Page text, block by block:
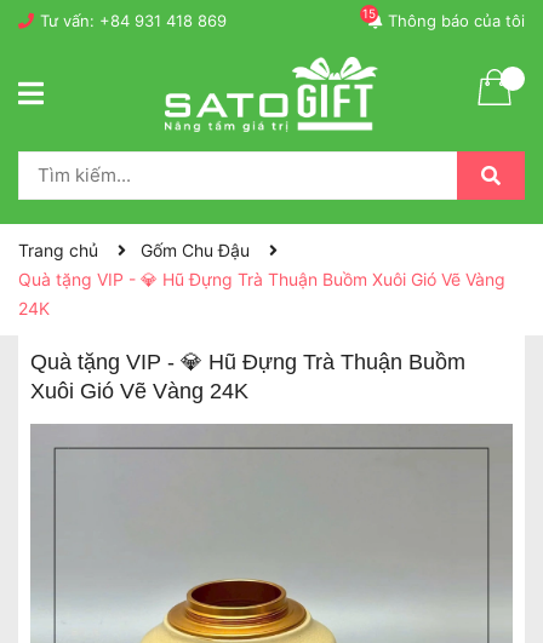
Tư vấn: +84 931 418 869 Thông báo của tôi
15
Trang chủ
Gốm Chu Đậu
Quà tặng VIP - 💎 Hũ Đựng Trà Thuận Buồm Xuôi Gió Vẽ Vàng
24K
Quà tặng VIP - 💎 Hũ Đựng Trà Thuận Buồm
Xuôi Gió Vẽ Vàng 24K